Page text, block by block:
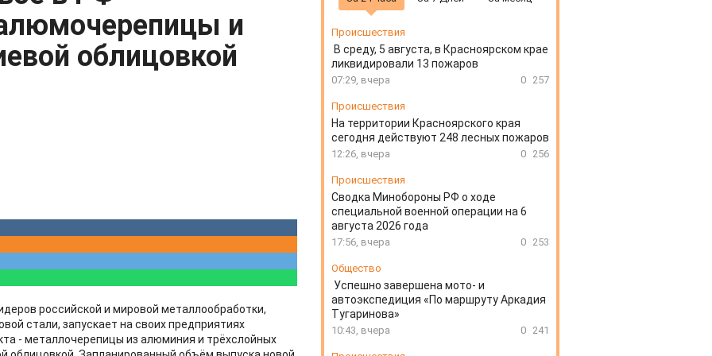
и
облицовкой
российской и мировой металлообработки,
стали, запускает на своих предприятиях
- металлочерепицы из алюминия и трёхслойных
Происшествия
В среду, 5 августа, в Красноярском крае
ликвидировали 13 пожаров
07:29, вчера 0 257
Происшествия
На территории Красноярского края
сегодня действуют 248 лесных пожаров
12:26, вчера 0 256
Происшествия
Сводка Минобороны РФ о ходе
специальной военной операции на 6
августа 2026 года
17:56, вчера 0 253
Общество
Успешно завершена мото- и
автоэкспедиция «По маршруту Аркадия
Тугаринова»
10:43, вчера 0 241